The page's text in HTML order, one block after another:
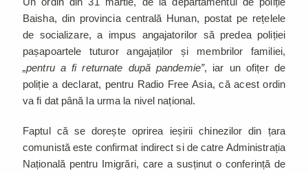
Baisha, din provincia centrală Hunan, postat pe rețelele
de socializare, a impus angajatorilor să predea poliției
pașapoartele tuturor angajaților și membrilor familiei,
„pentru a fi returnate după pandemie”, iar un ofițer de
poliție a declarat, pentru Radio Free Asia, că acest ordin
va fi dat până la urma la nivel național.
Faptul că se dorește oprirea ieșirii chinezilor din țara
comunistă este confirmat indirect si de catre Administrația
Națională pentru Imigrări, care a susținut o conferință de